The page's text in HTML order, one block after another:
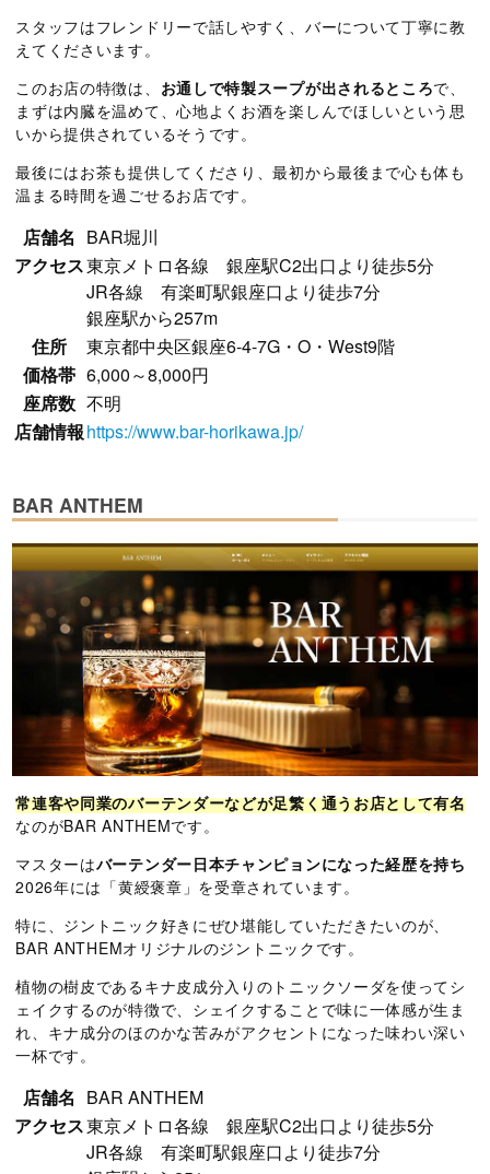
スタッフはフレンドリーで話しやすく、バーについて丁寧に教
えてくださいます。
このお店の特徴は、 お通しで特製スープが出されるところで、
まずは内臓を温めて、心地よくお酒を楽しんでほしいという思
いから提供されているそうです。
最後にはお茶も提供してくださり、最初から最後まで心も体も
温まる時間を過ごせるお店です。
店舗名 BAR堀川
アクセス東京メトロ各線 銀座駅C2出口より徒歩5分
JR各線 有楽町駅銀座口より徒歩7分
銀座駅から257m
住所
東京都中央区銀座6-4-7G・O・West9階
価格帯 6,000～8,000円
座席数 不明
店舗情報https://www.bar-horikawa.jp/
BAR ANTHEM
常連客や同業のバーテンダーなどが足繁く通うお店として有名
なのがBAR ANTHEMです。
マスターはバーテンダー日本チャンピョンになった経歴を持ち
2026年には「黄綬褒章」を受章されています。
特に、ジントニック好きにぜひ堪能していただきたいのが、
BAR ANTHEMオリジナルのジントニックです。
植物の樹皮であるキナ皮成分入りのトニックソーダを使ってシ
ェイクするのが特徴で、シェイクすることで味に一体感が生ま
れ、キナ成分のほのかな苦みがアクセントになった味わい深い
一杯です。
店舗名 BAR ANTHEM
アクセス東京メトロ各線 銀座駅C2出口より徒歩5分
JR各線 有楽町駅銀座口より徒歩7分